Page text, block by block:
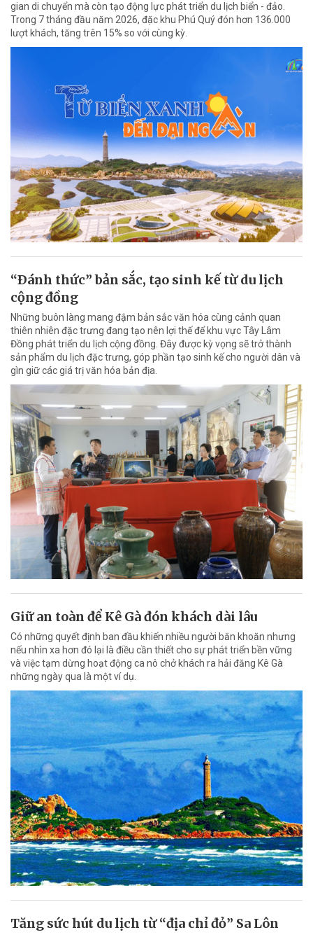
gian di chuyển mà còn tạo động lực phát triển du lịch biển - đảo.
Trong 7 tháng đầu năm 2026, đặc khu Phú Quý đón hơn 136.000
lượt khách, tăng trên 15% so với cùng kỳ.
“Ðánh thức” bản sắc, tạo sinh kế từ du lịch
cộng đồng
Những buôn làng mang đậm bản sắc văn hóa cùng cảnh quan
thiên nhiên đặc trưng đang tạo nên lợi thế để khu vực Tây Lâm
Đồng phát triển du lịch cộng đồng. Đây được kỳ vọng sẽ trở thành
sản phẩm du lịch đặc trưng, góp phần tạo sinh kế cho người dân và
gìn giữ các giá trị văn hóa bản địa.
Giữ an toàn để Kê Gà đón khách dài lâu
Có những quyết định ban đầu khiến nhiều người băn khoăn nhưng
nếu nhìn xa hơn đó lại là điều cần thiết cho sự phát triển bền vững
và việc tạm dừng hoạt động ca nô chở khách ra hải đăng Kê Gà
những ngày qua là một ví dụ.
Tăng sức hút du lịch từ “địa chỉ đỏ” Sa Lôn